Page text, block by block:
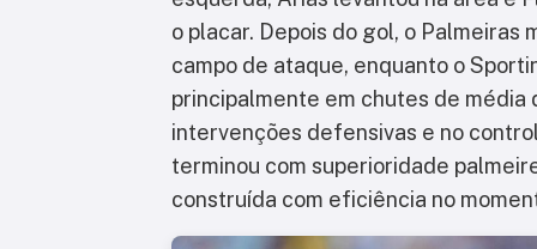
o placar. Depois do gol, o Palmeiras
campo de ataque, enquanto o
principalmente em chutes de média
intervenções defensivas e no
terminou com superioridade
construída com eficiência no